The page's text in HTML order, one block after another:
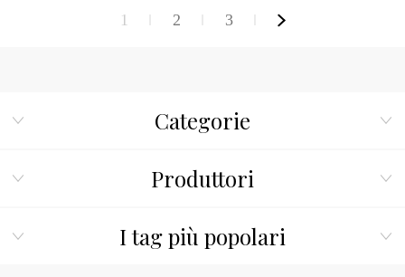
1 2 3
Categorie
Produttori
I tag più popolari